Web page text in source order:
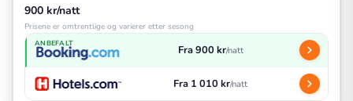
900 kr/natt
Prisene er omtrentlige og varierer etter sesong
ANBEFALT Fra 900 kr/natt
Fra 1 010 kr/natt